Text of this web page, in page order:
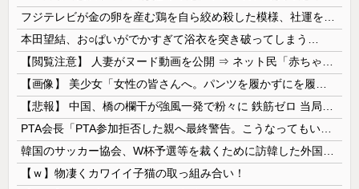
本田望結、お○ぱいがでかすぎて浴衣を突き破ってしまう…
【ｗ】物凄くカワイイ子猫の取っ組み合い！